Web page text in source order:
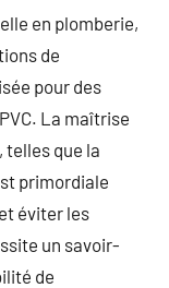
en plomberie,
de
pour des
La maîtrise
telles que la
primordiale
éviter les
un savoir-
de